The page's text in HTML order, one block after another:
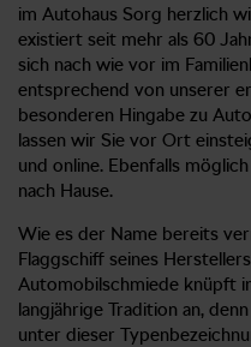
im Autohaus Sorg herzlich
existiert seit mehr als 60
sich nach wie vor im
entsprechend von unserer
besonderen Hingabe zu
lassen wir Sie vor Ort
und online. Ebenfalls
nach Hause.
Wie es der Name bereits
Flaggschiff seines
Automobilschmiede knüpft
langjährige Tradition an,
unter dieser